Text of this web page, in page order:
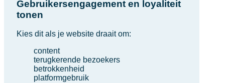
Gebruikersengagement en loyaliteit
tonen
Kies dit als je website draait om:
content
terugkerende bezoekers
betrokkenheid
platformgebruik